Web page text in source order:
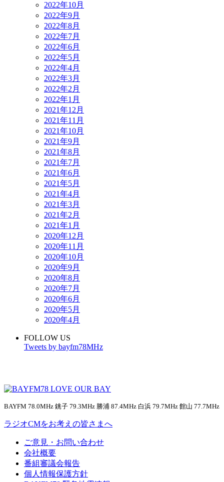
2022年10月
2022年9月
2022年8月
2022年7月
2022年6月
2022年5月
2022年4月
2022年3月
2022年2月
2022年1月
2021年12月
2021年11月
2021年10月
2021年9月
2021年8月
2021年7月
2021年6月
2021年5月
2021年4月
2021年3月
2021年2月
2021年1月
2020年12月
2020年11月
2020年10月
2020年9月
2020年8月
2020年7月
2020年6月
2020年5月
2020年4月
FOLLOW US
Tweets by bayfm78MHz
BAYFM 78.0MHz 銚子 79.3MHz 勝浦 87.4MHz 白浜 79.7MHz 館山 77.7MHz
ラジオCMをお考えの皆さまへ
ご意見・お問い合わせ
会社概要
番組審議会報告
個人情報保護方針